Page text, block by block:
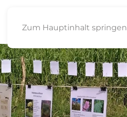
Zum Hauptinhalt springen